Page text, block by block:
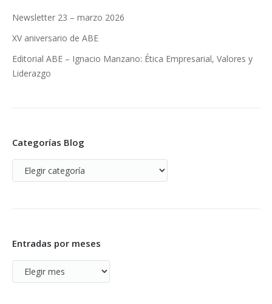
Newsletter 23 – marzo 2026
XV aniversario de ABE
Editorial ABE – Ignacio Manzano: Ética Empresarial, Valores y
Liderazgo
Categorías Blog
Categorías
Blog
Entradas por meses
Entradas
por